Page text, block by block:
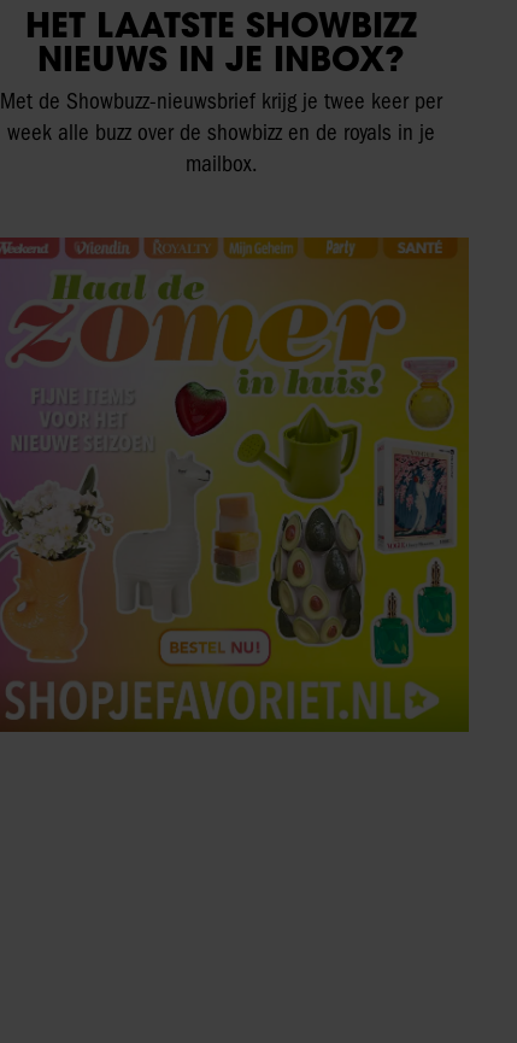
HET LAATSTE SHOWBIZZ
NIEUWS IN JE INBOX?
Met de Showbuzz-nieuwsbrief krijg je twee keer per
week alle buzz over de showbizz en de royals in je
mailbox.